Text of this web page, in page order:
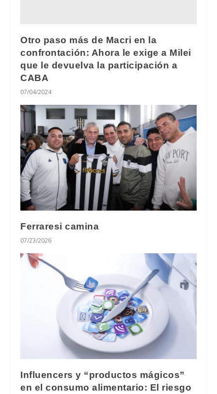
Otro paso más de Macri en la
confrontación: Ahora le exige a Milei
que le devuelva la participación a
CABA
07/04/2024
Ferraresi camina
07/23/2026
Influencers y “productos mágicos”
en el consumo alimentario: El riesgo